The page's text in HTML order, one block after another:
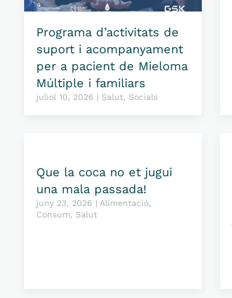
Programa d’activitats de
suport i acompanyament
per a pacient de Mieloma
Múltiple i familiars
juliol 10, 2026 | Salut, Socials
Que la coca no et jugui
una mala passada!
juny 23, 2026 | Alimentació,
Consum, Salut